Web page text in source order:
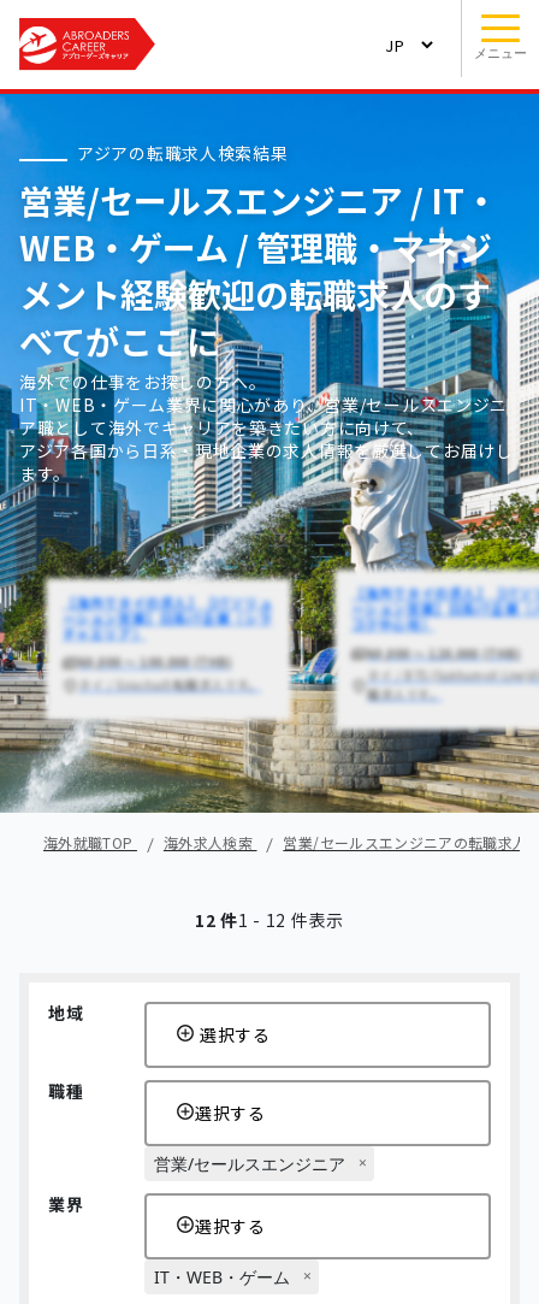
メニュー
アジアの転職求人検索結果
営業/セールスエンジニア / IT・
WEB・ゲーム / 管理職・マネジ
メント経験歓迎の転職求人のす
べてがここに
海外での仕事をお探しの方へ。
IT・WEB・ゲーム業界に関心があり、営業/セールスエンジニ
ア職として海外でキャリアを築きたい方に向けて、
アジア各国から日系・現地企業の求人情報を厳選してお届けし
ます。
【海外でタイの求人】【ITソリュ
ーション営業】日系IT企業（シラ
チャエリア）
60,000 〜 100,000 (THB)
タイ / Sirachaの転職求人です。
【海外でタイの求人】【ITソ
ーション営業】日系IT企業（
コク中心地）
60,000 〜 120,000 (THB)
タイ / BTS (Sukhumvit Line)
職求人です。
海外就職TOP 海外求人検索 営業/セールスエンジニアの転職求人
12 件1 - 12 件表示
地域
選択する
職種
選択する
営業/セールスエンジニア
業界
選択する
IT・WEB・ゲーム